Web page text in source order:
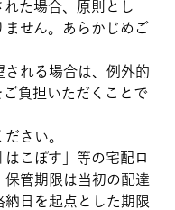
た場合、原則とし
せん。あらかじめご
れる場合は、例外的
負担いただくことで
さい。
こぽす」等の宅配ロ
保管期限は当初の配達
日を起点とした期限